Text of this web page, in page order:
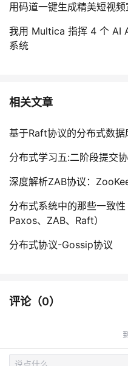
用码道一键生成精美短视频
我用 Multica 指挥 4 个 AI
系统
相关文章
基于Raft协议的分布式数
分布式学习五:二阶段提交
深度解析ZAB协议：
分布式系统中的那些一致性
Paxos、ZAB、Raft）
分布式协议-Gossip协议
评论（0）